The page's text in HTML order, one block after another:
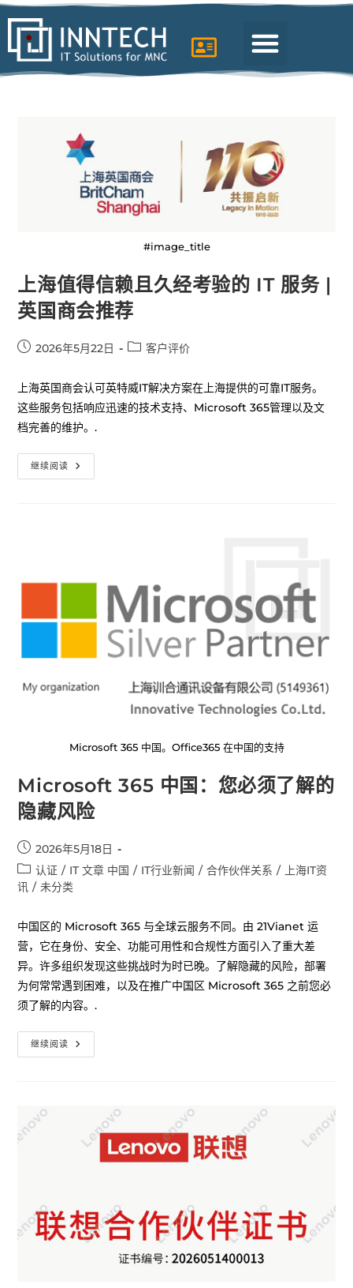
#image_title
上海值得信赖且久经考验的 IT 服务 |
英国商会推荐
2026年5月22日 客户评价
上海英国商会认可英特威IT解决方案在上海提供的可靠IT服务。
这些服务包括响应迅速的技术支持、Microsoft 365管理以及文
档完善的维护。.
继续阅读
Microsoft 365 中国。Office365 在中国的支持
Microsoft 365 中国：您必须了解的
隐藏风险
2026年5月18日
认证 / IT 文章 中国 / IT行业新闻 / 合作伙伴关系 / 上海IT资
讯 / 未分类
中国区的 Microsoft 365 与全球云服务不同。由 21Vianet 运
营，它在身份、安全、功能可用性和合规性方面引入了重大差
异。许多组织发现这些挑战时为时已晚。了解隐藏的风险，部署
为何常常遇到困难，以及在推广中国区 Microsoft 365 之前您必
须了解的内容。.
继续阅读